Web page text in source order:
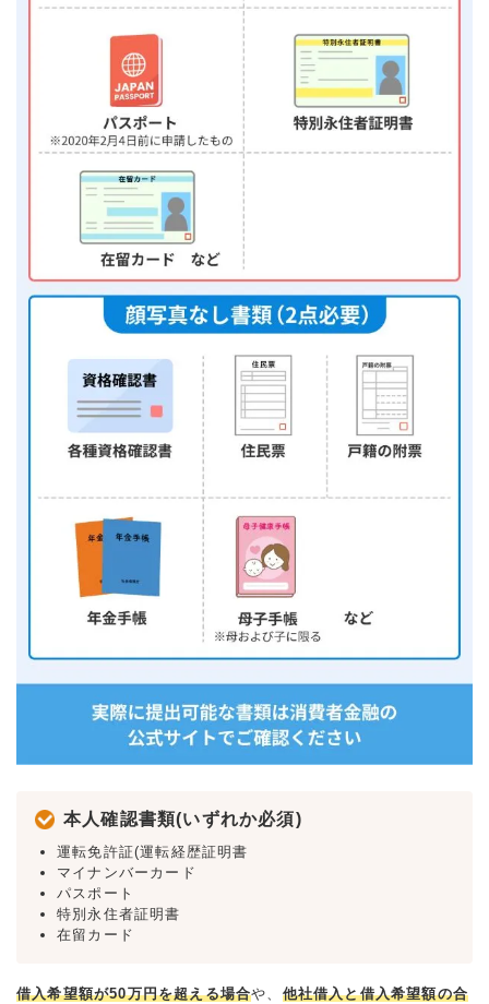
本人確認書類(いずれか必須)
運転免許証(運転経歴証明書
マイナンバーカード
パスポート
特別永住者証明書
在留カード
借入希望額が50万円を超える場合や、 他社借入と借入希望額の合